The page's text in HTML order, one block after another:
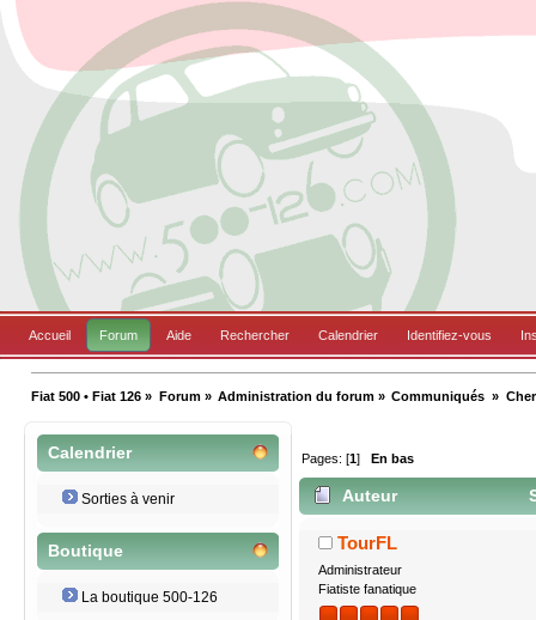
Accueil Forum Aide Rechercher Calendrier Identifiez-vous
Fiat 500 • Fiat 126 » Forum» Administration du forum» Communiqués »
Calendrier
Sorties à venir
Boutique
La boutique 500-126
Pages: [1] En bas
Auteur
TourFL
Administrateur
Fiatiste fanatique